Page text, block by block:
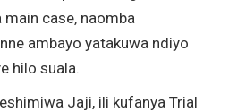
case, naomba
ambayo yatakuwa ndiyo
hilo suala.
Jaji, ili kufanya Trial